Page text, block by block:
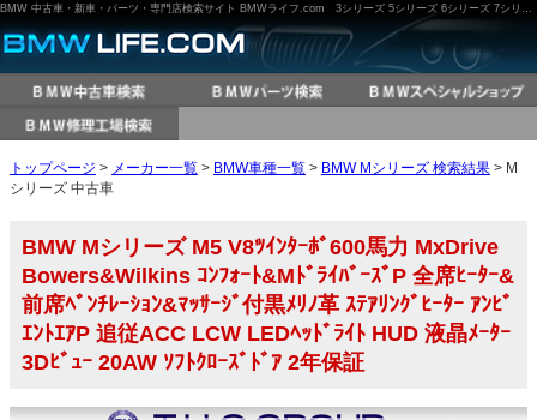
BMW 中古車・新車・パーツ・専門店検索サイト BMWライフ.com 3シリーズ 5シリーズ 6シリーズ 7シリーズ M3 M5 X3 X5 など
トップページ > メーカー一覧 > BMW車種一覧 > BMW Mシリーズ 検索結果 > M
シリーズ 中古車
BMW Mシリーズ M5 V8ﾂｲﾝﾀｰﾎﾞ600馬力 MxDrive
Bowers&Wilkins ｺﾝﾌｫｰﾄ&MﾄﾞﾗｲﾊﾞｰｽﾞP 全席ﾋｰﾀｰ&
前席ﾍﾞﾝﾁﾚｰｼｮﾝ&ﾏｯｻｰｼﾞ付黒ﾒﾘﾉ革 ｽﾃｱﾘﾝｸﾞﾋｰﾀｰ ｱﾝﾋﾞ
ｴﾝﾄｴｱP 追従ACC LCW LEDﾍｯﾄﾞﾗｲﾄ HUD 液晶ﾒｰﾀｰ
3Dﾋﾞｭｰ 20AW ｿﾌﾄｸﾛｰｽﾞﾄﾞｱ 2年保証